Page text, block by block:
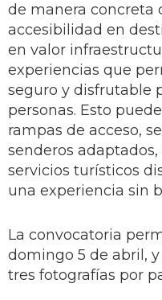
de manera concreta
accesibilidad en
en valor
experiencias que
seguro y disfrutable
personas. Esto
rampas de acceso,
senderos
servicios turísticos
una experiencia sin
La convocatoria
domingo 5 de abril,
tres fotografías por